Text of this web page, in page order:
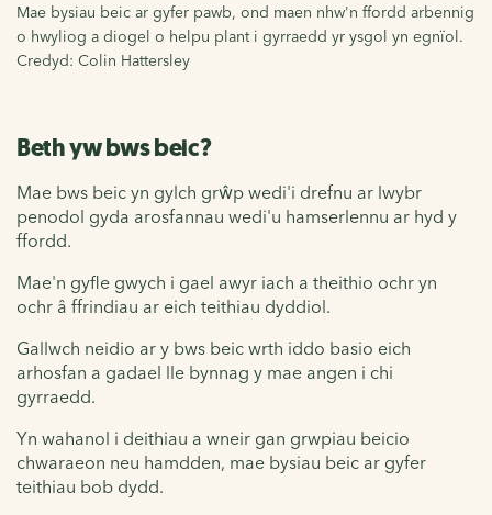
Mae bysiau beic ar gyfer pawb, ond maen nhw'n ffordd arbennig
o hwyliog a diogel o helpu plant i gyrraedd yr ysgol yn egnïol.
Credyd: Colin Hattersley
Beth yw bws beic?
Mae bws beic yn gylch grŵp wedi'i drefnu ar lwybr
penodol gyda arosfannau wedi'u hamserlennu ar hyd y
ffordd.
Mae'n gyfle gwych i gael awyr iach a theithio ochr yn
ochr â ffrindiau ar eich teithiau dyddiol.
Gallwch neidio ar y bws beic wrth iddo basio eich
arhosfan a gadael lle bynnag y mae angen i chi
gyrraedd.
Yn wahanol i deithiau a wneir gan grwpiau beicio
chwaraeon neu hamdden, mae bysiau beic ar gyfer
teithiau bob dydd.